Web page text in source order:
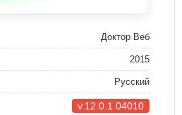
Доктор Веб
2015
Русский
v.12.0.1.04010